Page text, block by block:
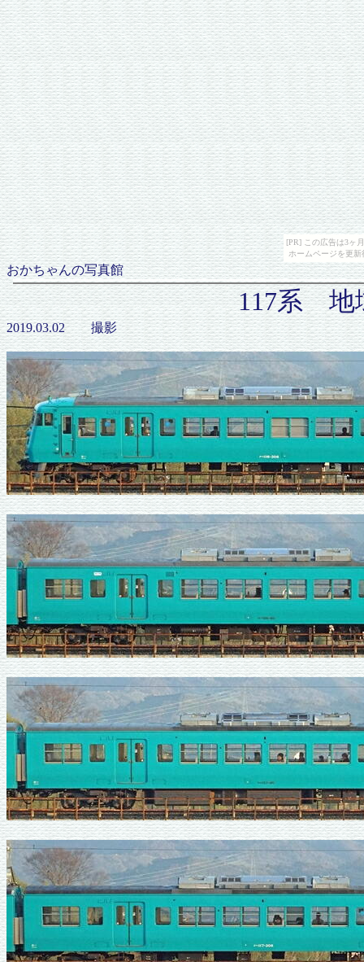
[PR] この広告は3ヶ
ホームページを更
おかちゃんの写真館
117系 地
2019.03.02 撮影